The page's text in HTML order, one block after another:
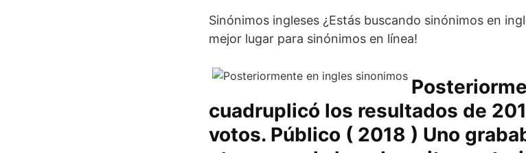
Sinónimos ingleses ¿Estás buscando sinónimos en
mejor lugar para sinónimos en línea!
cuadruplicó los resultados de
votos. Público ( 2018 ) Uno